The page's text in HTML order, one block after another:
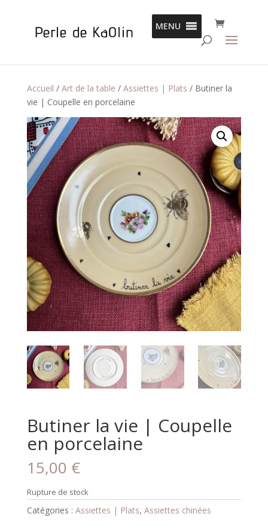
MENU
Accueil / Art de la table / Assiettes | Plats / Butiner la
vie | Coupelle en porcelaine
Butiner la vie | Coupelle
en porcelaine
15,00 €
Rupture de stock
Catégories : Assiettes | Plats, Assiettes chinées